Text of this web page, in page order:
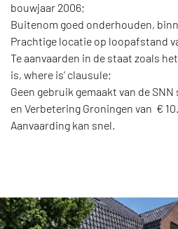
bouwjaar 2006;
Buitenom goed onderhouden,
Prachtige locatie op loopafstand
Te aanvaarden in de staat zoals
is, where is’ clausule;
Geen gebruik gemaakt van de
en Verbetering Groningen van €
Aanvaarding kan snel.